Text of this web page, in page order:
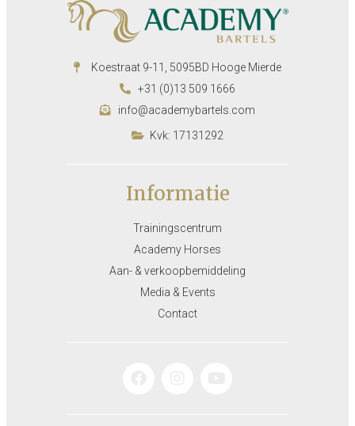
Koestraat 9-11, 5095BD Hooge Mierde
+31 (0)13 509 1666
info@academybartels.com
Kvk: 17131292
Informatie
Trainingscentrum
Academy Horses
Aan- & verkoopbemiddeling
Media & Events
Contact